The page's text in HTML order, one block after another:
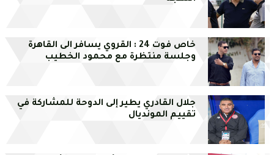
خاص فوت 24 : القروي يسافر الى القاهرة
وجلسة منتظرة مع محمود الخطيب
جلال القادري يطير إلى الدوحة للمشاركة في
تقييم المونديال